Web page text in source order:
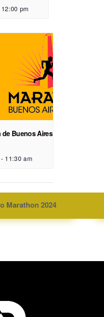
12:00 pm
de Buenos Aires
- 11:30 am
Marathon 2024